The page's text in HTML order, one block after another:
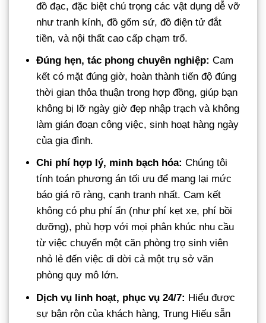
đồ đạc, đặc biệt chú trọng các vật dụng dễ vỡ
như tranh kính, đồ gốm sứ, đồ điện tử đắt
tiền, và nội thất cao cấp chạm trổ.
Đúng hẹn, tác phong chuyên nghiệp: Cam
kết có mặt đúng giờ, hoàn thành tiến độ đúng
thời gian thỏa thuận trong hợp đồng, giúp bạn
không bị lỡ ngày giờ đẹp nhập trạch và không
làm gián đoạn công việc, sinh hoạt hàng ngày
của gia đình.
Chi phí hợp lý, minh bạch hóa: Chúng tôi
tính toán phương án tối ưu để mang lại mức
báo giá rõ ràng, cạnh tranh nhất. Cam kết
không có phụ phí ẩn (như phí kẹt xe, phí bồi
dưỡng), phù hợp với mọi phân khúc nhu cầu
từ việc chuyển một căn phòng trọ sinh viên
nhỏ lẻ đến việc di dời cả một trụ sở văn
phòng quy mô lớn.
Dịch vụ linh hoạt, phục vụ 24/7: Hiểu được
sự bận rộn của khách hàng, Trung Hiếu sẵn